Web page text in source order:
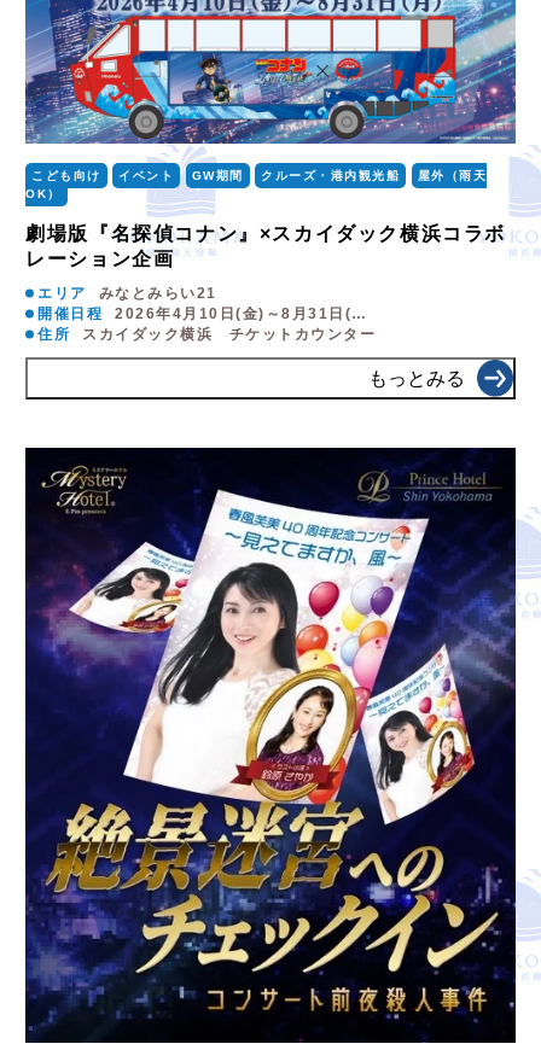
こども向け イベント GW期間 クルーズ・港内観光船
屋外（雨天
OK）
劇場版『名探偵コナン』×スカイダック横浜コラボ
レーション企画
エリア
みなとみらい21
開催日程
2026年4月10日(金)～8月31日(…
住所
スカイダック横浜 チケットカウンター
もっとみる